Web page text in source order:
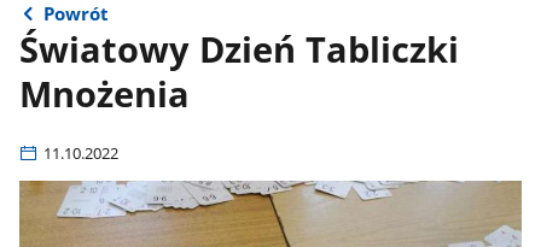
Powrót
Światowy Dzień Tabliczki
Mnożenia
11.10.2022